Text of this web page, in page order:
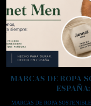
MARCAS DE ROPA
MARCAS DE ROPA